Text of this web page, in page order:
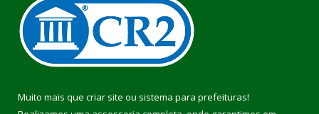
Muito mais que criar site ou sistema para prefeituras!